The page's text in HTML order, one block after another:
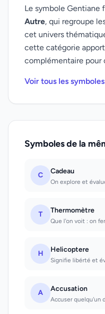
Le symbole Gentiane
Autre, qui regroupe
cet univers
cette catégorie
complémentaire pour
Voir tous les
Symboles de la
C Cadeau
T Thermomètre
H Helicoptere
Signifie libérté et
A Accusation